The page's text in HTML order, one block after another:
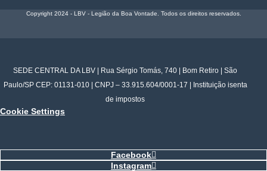
Copyright 2024 - LBV - Legião da Boa Vontade. Todos os direitos reservados.
SEDE CENTRAL DA LBV | Rua Sérgio Tomás, 740 | Bom Retiro | São
Paulo/SP CEP: 01131-010 | CNPJ – 33.915.604/0001-17 | Instituição isenta
de impostos
Cookie Settings
Facebook
Instagram